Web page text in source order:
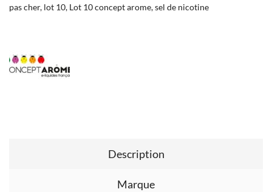
pas cher, lot 10, Lot 10 concept arome,sel de nicotine
Description
Marque